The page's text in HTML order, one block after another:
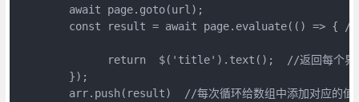
        await page.goto(url);
const result = await page.evaluate(() => { //
return  $('title').text();  //返回每个界
        });
        arr.push(result)  //每次循环给数组中添加对应的值